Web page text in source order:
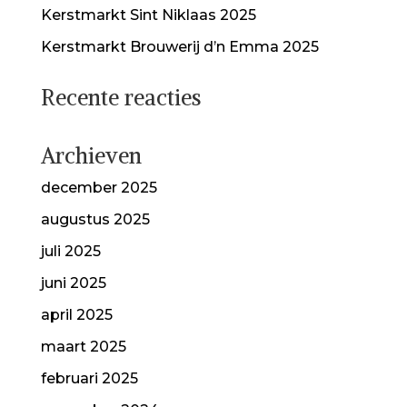
Kerstmarkt Sint Niklaas 2025
Kerstmarkt Brouwerij d’n Emma 2025
Recente reacties
Archieven
december 2025
augustus 2025
juli 2025
juni 2025
april 2025
maart 2025
februari 2025